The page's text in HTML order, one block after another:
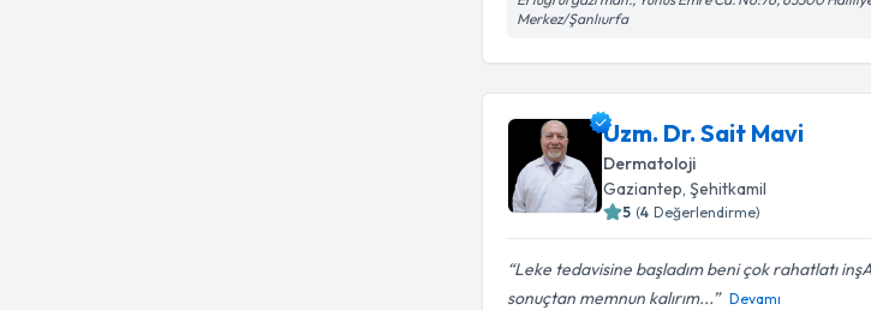
Merkez/Şanlıurfa
Uzm. Dr. Sait Mavi
Dermatoloji
Gaziantep , Şehitkamil
5 (4 Değerlendirme)
Leke tedavisine başladım beni çok rahatlatı
sonuçtan memnun kalırım...
Devamı